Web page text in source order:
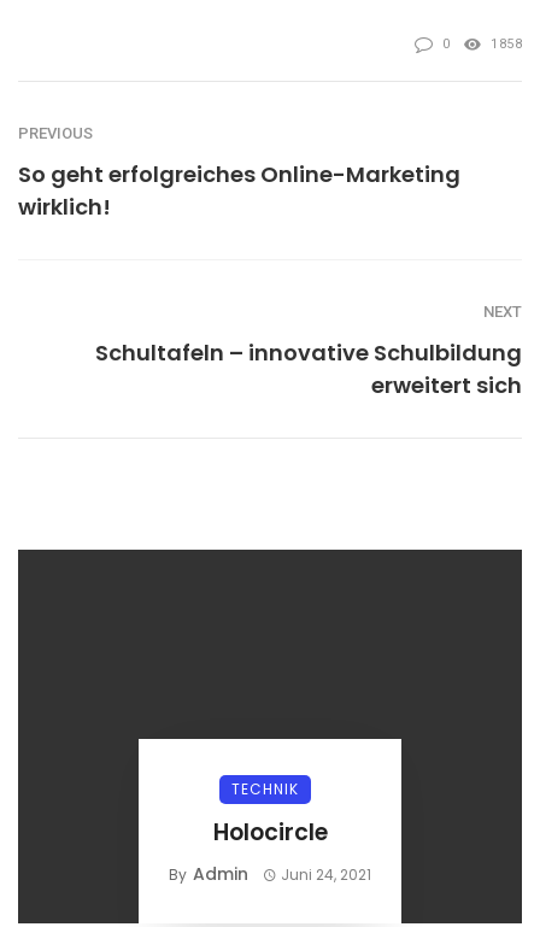
0 1858
PREVIOUS
So geht erfolgreiches Online-Marketing
wirklich!
NEXT
Schultafeln – innovative Schulbildung
erweitert sich
TECHNIK
Holocircle
By Admin Juni 24, 2021